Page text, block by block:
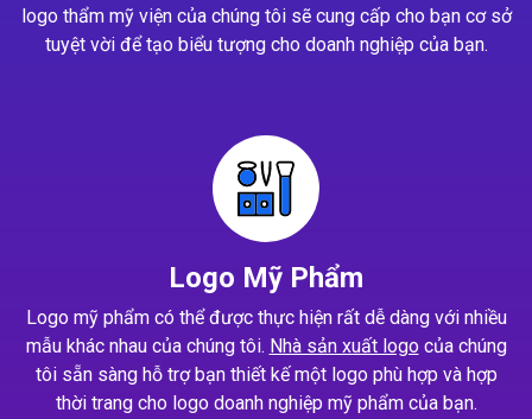
logo thẩm mỹ viện của chúng tôi sẽ cung cấp cho bạn cơ sở
tuyệt vời để tạo biểu tượng cho doanh nghiệp của bạn.
Logo Mỹ Phẩm
Logo mỹ phẩm có thể được thực hiện rất dễ dàng với nhiều
mẫu khác nhau của chúng tôi. Nhà sản xuất logocủa chúng
tôi sẵn sàng hỗ trợ bạn thiết kế một logo phù hợp và hợp
thời trang cho logo doanh nghiệp mỹ phẩm của bạn.